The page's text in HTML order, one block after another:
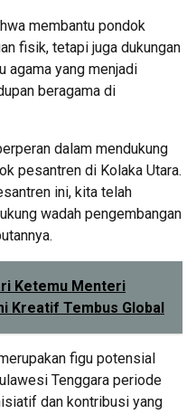
membantu pondok
fisik, tetapi juga dukungan
agama yang menjadi
beragama di
dalam mendukung
pesantren di Kolaka Utara.
ini, kita telah
wadah pengembangan
Ketemu Menteri
Kreatif Tembus Global
figu potensial
Tenggara periode
dan kontribusi yang